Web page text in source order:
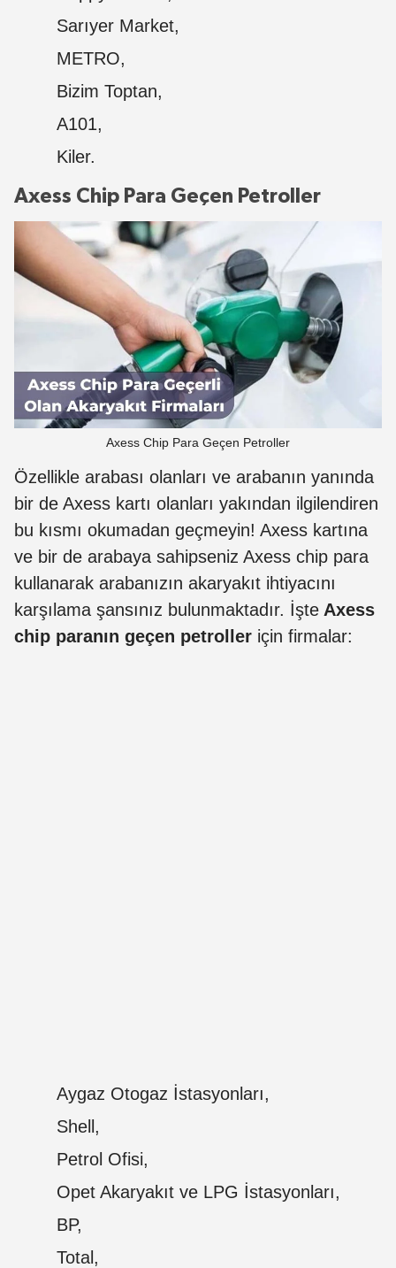
Sarıyer Market,
METRO,
Bizim Toptan,
A101,
Kiler.
Axess Chip Para Geçen Petroller
Axess Chip Para Geçen Petroller
Özellikle arabası olanları ve arabanın yanında
bir de Axess kartı olanları yakından ilgilendiren
bu kısmı okumadan geçmeyin! Axess kartına
ve bir de arabaya sahipseniz Axess chip para
kullanarak arabanızın akaryakıt ihtiyacını
karşılama şansınız bulunmaktadır. İşte Axess
chip paranın geçen petroller için firmalar:
Aygaz Otogaz İstasyonları,
Shell,
Petrol Ofisi,
Opet Akaryakıt ve LPG İstasyonları,
BP,
Total,